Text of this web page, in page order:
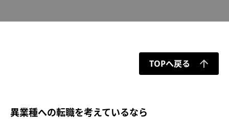
TOPへ戻る
異業種への転職を考えているなら